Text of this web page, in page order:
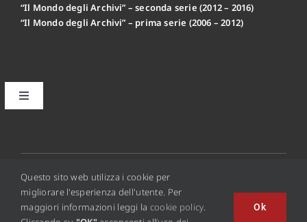
“Il Mondo degli Archivi” – seconda serie (2012 – 2016)
“Il Mondo degli Archivi” – prima serie (2006 – 2012)
Toggle
Disclaimer
© 2012 - 2026 • Copyright © 2016 Il Mondo Degli Archivi
Online - ISSN 2284-0494
Questo sito web utilizza i cookie per
migliorare l'esperienza dell'utente. Per
maggiori informazioni leggi la cookie policy.
Ok